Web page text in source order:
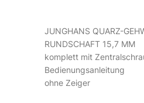
JUNGHANS QUARZ-
RUNDSCHAFT 15,7 MM
komplett mit
Bedienungsanleitung
ohne Zeiger